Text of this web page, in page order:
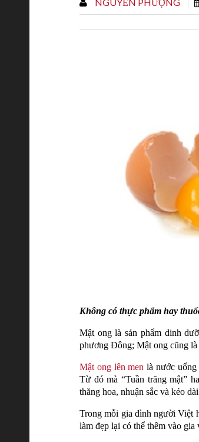
Không có thực phẩm hay
Mật ong là sản phẩm dinh
phương Đông; Mật ong cũng
Mật ong lên men là nước uống
Từ đó mà “Tuần trăng mật”
thăng hoa, nhuận sắc và kéo
Trong mỗi gia đình người Việt
làm đẹp lại có thể thêm vào gia